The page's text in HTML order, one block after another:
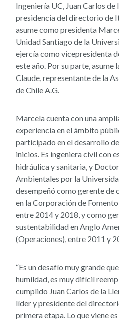
Ingeniería UC, Juan Carlos de
presidencia del directorio de
asume como presidenta
Unidad Santiago de la
ejercía como vicepresidenta
este año. Por su parte,
Claude, representante de la
de Chile A.G.
Marcela cuenta con una
experiencia en el ámbito
participado en el desarrollo
inicios. Es ingeniera civil con
hidráulica y sanitaria, y
Ambientales por la
desempeñó como gerente de
en la Corporación de
entre 2014 y 2018, y como
sustentabilidad en Anglo
(Operaciones), entre 2011 y
“Es un desafío muy grande
humildad, es muy difícil
cumplido Juan Carlos de la
líder y presidente del
primera etapa. Lo que viene